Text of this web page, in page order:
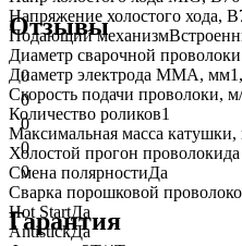
Напряжение холостого хода, В
Подающий механизм
Диаметр сварочной
Диаметр электрода MMA, мм
Скорость подачи проволоки,
Количество роликов1
Максимальная масса катушки,
Холостой прогон проволокида
Смена полярностиДа
Сварка порошковой
Hot StartДа
AntistickДа
Отзывы
0
0
0
0
0
Гарантия